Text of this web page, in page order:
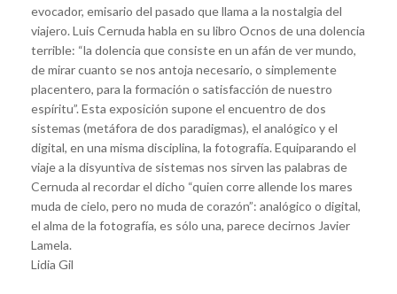
evocador, emisario del pasado que llama a la nostalgia del
viajero. Luis Cernuda habla en su libro Ocnos de una dolencia
terrible: “la dolencia que consiste en un afán de ver mundo,
de mirar cuanto se nos antoja necesario, o simplemente
placentero, para la formación o satisfacción de nuestro
espíritu”. Esta exposición supone el encuentro de dos
sistemas (metáfora de dos paradigmas), el analógico y el
digital, en una misma disciplina, la fotografía. Equiparando el
viaje a la disyuntiva de sistemas nos sirven las palabras de
Cernuda al recordar el dicho “quien corre allende los mares
muda de cielo, pero no muda de corazón”: analógico o digital,
el alma de la fotografía, es sólo una, parece decirnos Javier
Lamela.
Lidia Gil